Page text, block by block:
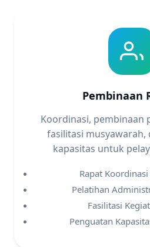
Pembinaan
Koordinasi, pembinaan
fasilitasi musyawarah,
kapasitas untuk
Rapat
Pelatihan
Fasilitasi
Penguatan